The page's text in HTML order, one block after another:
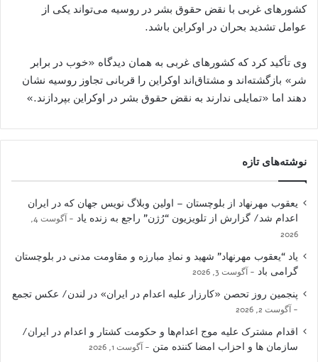
کشورهای غربی با نقض حقوق بشر در روسیه می‌تواند یکی از
عوامل تشدید بحران در اوکراین باشد.
وی تأکید کرد که کشورهای غربی به همان دیدگاه «خوب در برابر
شر» بازگشته‌اند و مشتاق‌اند اوکراین را قربانی تجاوز روسیه نشان
دهند اما «تمایلی ندارند به نقض حقوق بشر در اوکراین بپردازند.»
نوشته‌های تازه
یعقوب مهرنهاد از بلوچستان – اولین وبلاگ نویس جهان که در ایران
اعدام شد/ گزارش از تلویزیون “رُژن” راجع به زنده یاد
آگوست 4,
2026
یاد “یعقوب مهرنهاد” شهید و نمادِ مبارزه و مقاومت مدنی در بلوچستان
گرامی باد
آگوست 3, 2026
پنجمین روز تحصن «کارزار علیه اعدام در ایران» در لندن/ عکس تجمع
آگوست 2, 2026
اقدام مشترک علیه موج اعدام‌ها و حکومت کشتار و اعدام در ایران/
سازمان ها و احزاب امضا کننده متن
آگوست 1, 2026